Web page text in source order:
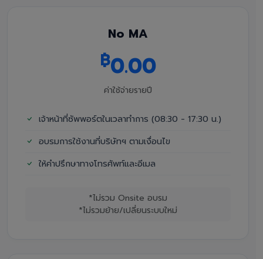
No MA
฿0.00
ค่าใช้จ่ายรายปี
เจ้าหน้าที่ซัพพอร์ตในเวลาทำการ (08:30 - 17:30 น.)
อบรมการใช้งานที่บริษัทฯ ตามเงื่อนไข
ให้คำปรึกษาทางโทรศัพท์และอีเมล
*ไม่รวม Onsite อบรม
*ไม่รวมย้าย/เปลี่ยนระบบใหม่